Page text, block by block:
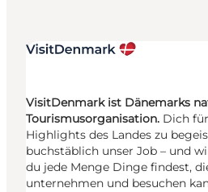
VisitDenmark ist Dänemarks
Tourismusorganisation. Dich
Highlights des Landes zu
buchstäblich unser Job – und
du jede Menge Dinge findest,
unternehmen und besuchen